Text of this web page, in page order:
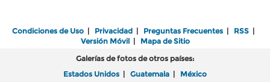
Condiciones de Uso | Privacidad | Preguntas Frecuentes | RSS |
Versión Móvil| Mapa de Sitio
Galerías de fotos de otros países:
Estados Unidos | Guatemala | México